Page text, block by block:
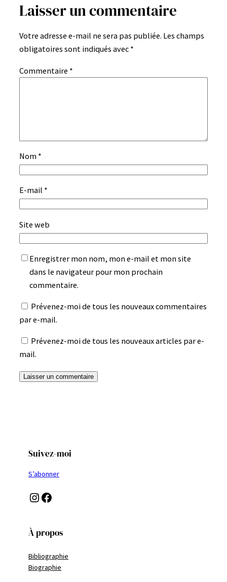
Laisser un commentaire
Votre adresse e-mail ne sera pas publiée. Les champs
obligatoires sont indiqués avec *
Commentaire *
Nom *
E-mail *
Site web
Enregistrer mon nom, mon e-mail et mon site
dans le navigateur pour mon prochain
commentaire.
Prévenez-moi de tous les nouveaux commentaires
par e-mail.
Prévenez-moi de tous les nouveaux articles par e-
mail.
Suivez-moi
S’abonner
Instagram Facebook
À propos
Bibliographie
Biographie